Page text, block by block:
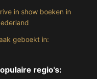
in show boeken in
geboekt in:
regio's: